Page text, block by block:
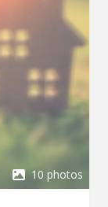
10 photos